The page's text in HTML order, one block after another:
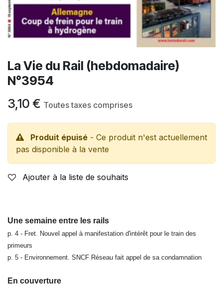
La Vie du Rail (hebdomadaire)
N°3954
3,10 € Toutes taxes comprises
Produit épuisé - Ce produit n'est actuellement
pas disponible à la vente
Ajouter à la liste de souhaits
Une semaine entre les rails
p. 4 - Fret. Nouvel appel à manifestation d'intérêt pour le train des
primeurs
p. 5 - Environnement. SNCF Réseau fait appel de sa condamnation
En couverture